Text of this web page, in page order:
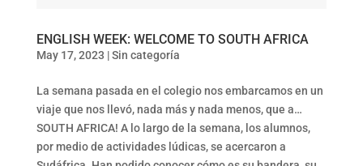
ENGLISH WEEK: WELCOME TO SOUTH AFRICA
May 17, 2023 |Sin categoría
La semana pasada en el colegio nos embarcamos en un
viaje que nos llevó, nada más y nada menos, que a…
SOUTH AFRICA! A lo largo de la semana, los alumnos,
por medio de actividades lúdicas, se acercaron a